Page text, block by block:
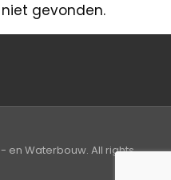
gevonden.
en Waterbouw. All rights